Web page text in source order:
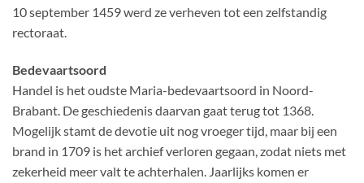
10 september 1459 werd ze verheven tot een zelfstandig
rectoraat.
Bedevaartsoord
Handel is het oudste Maria-bedevaartsoord in Noord-
Brabant. De geschiedenis daarvan gaat terug tot 1368.
Mogelijk stamt de devotie uit nog vroeger tijd, maar bij een
brand in 1709 is het archief verloren gegaan, zodat niets met
zekerheid meer valt te achterhalen. Jaarlijks komen er